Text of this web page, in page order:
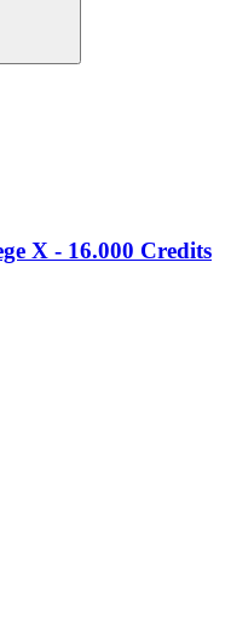
X - 16.000 Credits